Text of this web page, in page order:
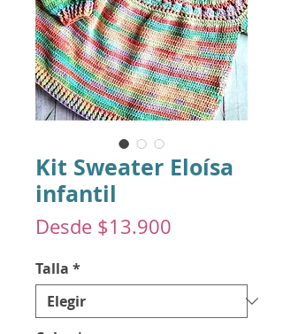
Kit Sweater Eloísa
infantil
Desde $13.900
Talla *